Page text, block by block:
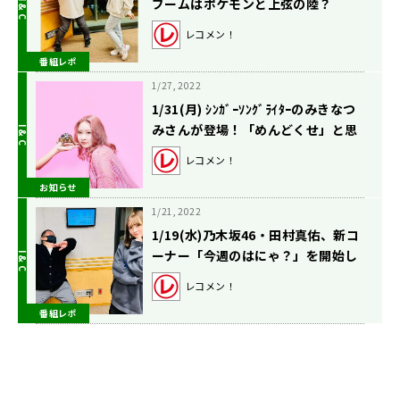
番組レポ
ブームはポケモンと上弦の陸？
レコメン！
お知らせ
1/27, 2022
1/31(月) ｼﾝｶﾞｰｿﾝｸﾞﾗｲﾀｰのみきなつ
みさんが登場！「めんどくせ」と思
うこと大募集！
レコメン！
番組レポ
1/21, 2022
1/19(水)乃木坂46・田村真佑、新コ
ーナー「今週のはにゃ？」を開始し
た結果・・・？
レコメン！